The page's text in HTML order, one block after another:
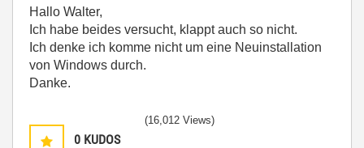
Hallo Walter,
Ich habe beides versucht, klappt auch so nicht.
Ich denke ich komme nicht um eine Neuinstallation
von Windows durch.
Danke.
0 KUDOS
(16,012 Views)